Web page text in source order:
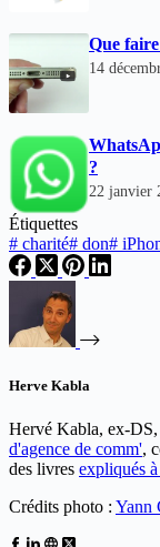
Que
14
?
22 janvier
Étiquettes
# charité# don#
Herve Kabla
Hervé Kabla, ex-
d'agence de comm',
des livres expliqués
Crédits photo : Yann